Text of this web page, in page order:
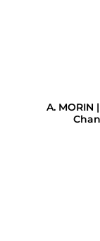
A. MORIN